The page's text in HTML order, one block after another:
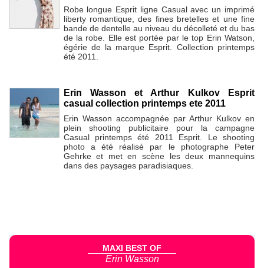
Robe longue Esprit ligne Casual avec un imprimé
liberty romantique, des fines bretelles et une fine
bande de dentelle au niveau du décolleté et du bas
de la robe. Elle est portée par le top Erin Watson,
égérie de la marque Esprit. Collection printemps
été 2011.
Erin Wasson et Arthur Kulkov Esprit
casual collection printemps ete 2011
Erin Wasson accompagnée par Arthur Kulkov en
plein shooting publicitaire pour la campagne
Casual printemps été 2011 Esprit. Le shooting
photo a été réalisé par le photographe Peter
Gehrke et met en scène les deux mannequins
dans des paysages paradisiaques.
MAXI BEST OF
Erin Wasson